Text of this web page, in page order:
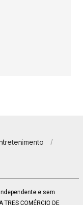
e sem
COMÉRCIO DE